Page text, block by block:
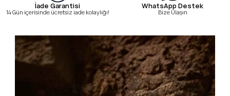
İade Garantisi
14 Gün içerisinde ücretsiz iade kolaylığı!
WhatsApp Destek
Bize Ulaşın